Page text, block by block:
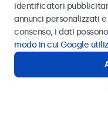
Hai
con uno
Oppure
Contatta i nostri esperti
identificatori
annunci personalizzati
consenso, i dati
modo in cui Google